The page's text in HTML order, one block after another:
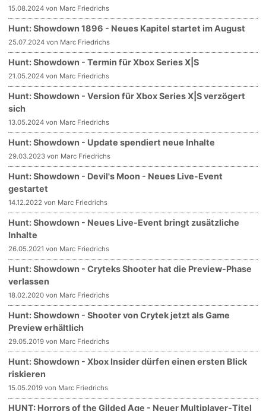
15.08.2024 von Marc Friedrichs
Hunt: Showdown 1896 - Neues Kapitel startet im August
25.07.2024 von Marc Friedrichs
Hunt: Showdown - Termin für Xbox Series X|S
21.05.2024 von Marc Friedrichs
Hunt: Showdown - Version für Xbox Series X|S verzögert
sich
13.05.2024 von Marc Friedrichs
Hunt: Showdown - Update spendiert neue Inhalte
29.03.2023 von Marc Friedrichs
Hunt: Showdown - Devil's Moon - Neues Live-Event
gestartet
14.12.2022 von Marc Friedrichs
Hunt: Showdown - Neues Live-Event bringt zusätzliche
Inhalte
26.05.2021 von Marc Friedrichs
Hunt: Showdown - Cryteks Shooter hat die Preview-Phase
verlassen
18.02.2020 von Marc Friedrichs
Hunt: Showdown - Shooter von Crytek jetzt als Game
Preview erhältlich
29.05.2019 von Marc Friedrichs
Hunt: Showdown - Xbox Insider dürfen einen ersten Blick
riskieren
15.05.2019 von Marc Friedrichs
HUNT: Horrors of the Gilded Age - Neuer Multiplayer-Titel